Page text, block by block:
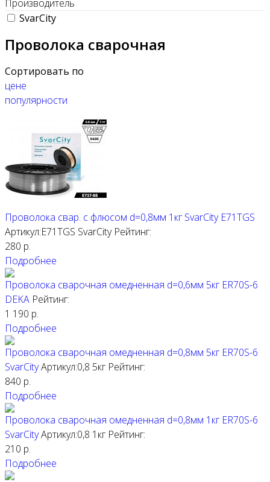
Производитель
SvarCity
Проволока сварочная
Сортировать по
цене
популярности
Проволока свар. с флюсом d=0,8мм 1кг SvarCity E71TGS
Артикул:E71TGS SvarCity Рейтинг:
280 р.
Подробнее
Проволока сварочная омедненная d=0,6мм 5кг ER70S-6
DEKA Рейтинг:
1 190 р.
Подробнее
Проволока сварочная омедненная d=0,8мм 5кг ER70S-6
SvarCityАртикул:0,8 5кг Рейтинг:
840 р.
Подробнее
Проволока сварочная омедненная d=0,8мм 1кг ER70S-6
SvarCityАртикул:0,8 1кг Рейтинг:
210 р.
Подробнее